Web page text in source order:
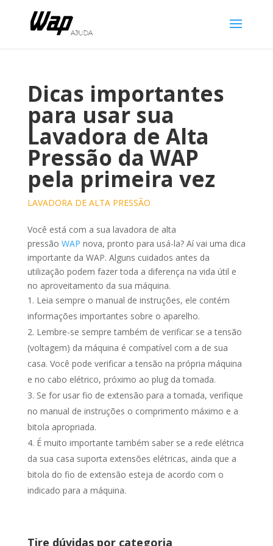
Dicas importantes
para usar sua
Lavadora de Alta
Pressão da WAP
pela primeira vez
LAVADORA DE ALTA PRESSÃO
Você está com a sua lavadora de alta
pressão WAP nova, pronto para usá-la? Aí vai uma dica
importante da WAP. Alguns cuidados antes da
utilização podem fazer toda a diferença na vida útil e
no aproveitamento da sua máquina.
Leia sempre o manual de instruções, ele contém
informações importantes sobre o aparelho.
Lembre-se sempre também de verificar se a tensão
(voltagem) da máquina é compatível com a de sua
casa. Você pode verificar a tensão na própria máquina
e no cabo elétrico, próximo ao plug da tomada.
Se for usar fio de extensão para a tomada, verifique
no manual de instruções o comprimento máximo e a
bitola apropriada.
É muito importante também saber se a rede elétrica
da sua casa suporta extensões elétricas, ainda que a
bitola do fio de extensão esteja de acordo com o
indicado para a máquina.
Tire dúvidas por categoria